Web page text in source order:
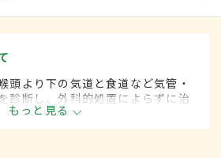
頭より下の気道と食道など気管・
診断し、外科的処置によらずに治
す。平成20年4月の制度改正前
れていました。
もっと見る